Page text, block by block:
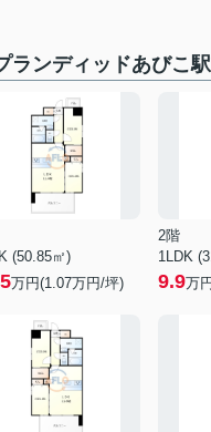
ランディッドあびこ
(50.85㎡)
万円(1.07万円/坪)
2階
1LDK
9.9万